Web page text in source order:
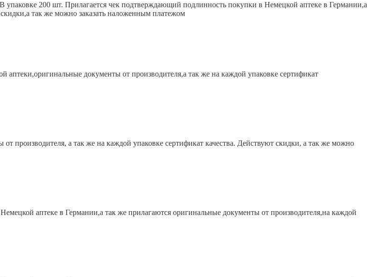
200 шт. Прилагается чек подтверждающий подлинность покупки в Немецкой аптеке в Германии,а
так же можно заказать наложенным платежом
аптеки,оригинальные документы от производителя,а так же на каждой упаковке сертификат
производителя, а так же на каждой упаковке сертификат качества. Действуют скидки, а так же можно
аптеке в Германии,а так же прилагаются оригинальные документы от производителя,на каждой